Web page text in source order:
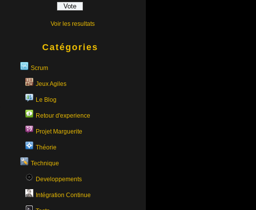
Voir les resultats
Catégories
Scrum
Jeux Agiles
Le Blog
Retour d'experience
Projet Marguerite
Théorie
Technique
Developpements
Intégration Continue